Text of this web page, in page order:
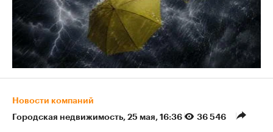
Новости компаний
Городская недвижимость⁠, 25 мая, 16:36 36 546